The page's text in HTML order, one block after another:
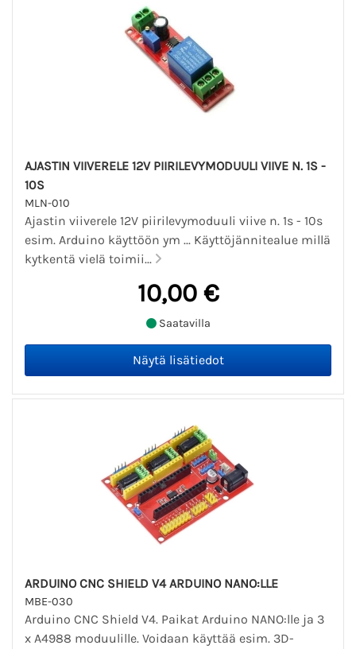
AJASTIN VIIVERELE 12V PIIRILEVYMODUULI VIIVE N. 1S -
10S
MLN-010
Ajastin viiverele 12V piirilevymoduuli viive n. 1s - 10s
esim. Arduino käyttöön ym ... Käyttöjännitealue millä
kytkentä vielä toimii...
10,00 €
Saatavilla
ARDUINO CNC SHIELD V4 ARDUINO NANO:LLE
MBE-030
Arduino CNC Shield V4. Paikat Arduino NANO:lle ja 3
x A4988 moduulille. Voidaan käyttää esim. 3D-